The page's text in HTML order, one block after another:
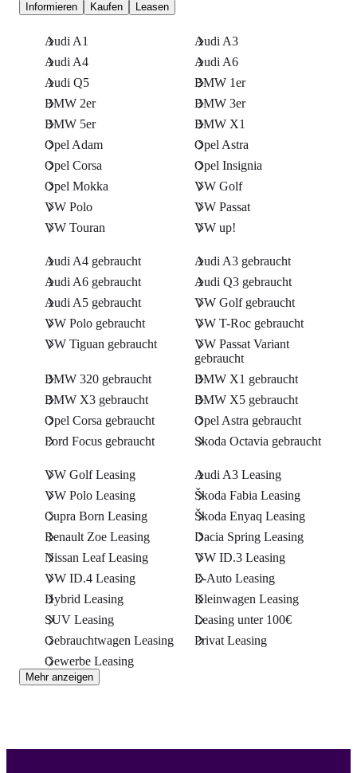
Informieren Kaufen Leasen
Audi A1
Audi A3
Audi A4
Audi A6
Audi Q5
BMW 1er
BMW 2er
BMW 3er
BMW 5er
BMW X1
Opel Adam
Opel Astra
Opel Corsa
Opel Insignia
Opel Mokka
VW Golf
VW Polo
VW Passat
VW Touran
VW up!
Audi A4 gebraucht
Audi A3 gebraucht
Audi A6 gebraucht
Audi Q3 gebraucht
Audi A5 gebraucht
VW Golf gebraucht
VW Polo gebraucht
VW T-Roc gebraucht
VW Tiguan gebraucht
VW Passat Variant
gebraucht
BMW 320 gebraucht
BMW X1 gebraucht
BMW X3 gebraucht
BMW X5 gebraucht
Opel Corsa gebraucht
Opel Astra gebraucht
Ford Focus gebraucht
Skoda Octavia gebraucht
VW Golf Leasing
Audi A3 Leasing
VW Polo Leasing
Škoda Fabia Leasing
Cupra Born Leasing
Škoda Enyaq Leasing
Renault Zoe Leasing
Dacia Spring Leasing
Nissan Leaf Leasing
VW ID.3 Leasing
VW ID.4 Leasing
E-Auto Leasing
Hybrid Leasing
Kleinwagen Leasing
SUV Leasing
Leasing unter 100€
Gebrauchtwagen Leasing
Privat Leasing
Gewerbe Leasing
Mehr anzeigen